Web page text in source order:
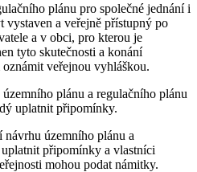
plánu pro společné jednání i
vystaven a veřejně přístupný po
a v obci, pro kterou je
tyto skutečnosti a konání
veřejnou vyhláškou.
plánu a regulačního plánu
uplatnit připomínky.
územního plánu a
připomínky a vlastníci
mohou podat námitky.